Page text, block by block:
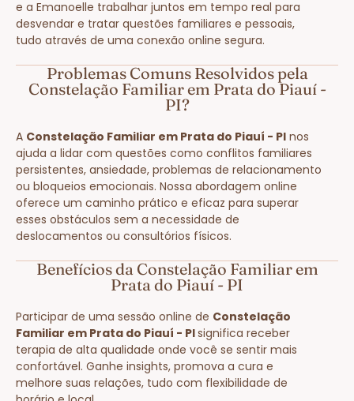
e a Emanoelle trabalhar juntos em tempo real para
desvendar e tratar questões familiares e pessoais,
tudo através de uma conexão online segura.
Problemas Comuns Resolvidos pela
Constelação Familiar em Prata do Piauí -
PI?
A Constelação Familiar em Prata do Piauí - PI nos
ajuda a lidar com questões como conflitos familiares
persistentes, ansiedade, problemas de relacionamento
ou bloqueios emocionais. Nossa abordagem online
oferece um caminho prático e eficaz para superar
esses obstáculos sem a necessidade de
deslocamentos ou consultórios físicos.
Benefícios da Constelação Familiar em
Prata do Piauí - PI
Participar de uma sessão online de Constelação
Familiar em Prata do Piauí - PIsignifica receber
terapia de alta qualidade onde você se sentir mais
confortável. Ganhe insights, promova a cura e
melhore suas relações, tudo com flexibilidade de